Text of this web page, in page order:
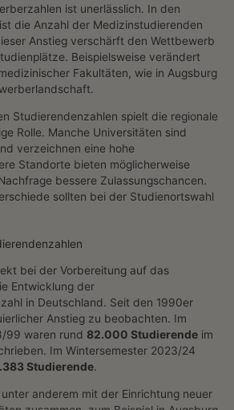
ist unerlässlich. In den
die Anzahl der Medizinstudierenden
Anstieg verschärft den Wettbewerb
Beispielsweise verändert
Fakultäten, wie in Augsburg
Studierendenzahlen spielt die regionale
Rolle. Manche Universitäten sind
verzeichnen eine hohe
Standorte bieten möglicherweise
bessere Zulassungschancen.
sollten bei der Studienortswahl
bei der Vorbereitung auf das
Entwicklung der
in Deutschland. Seit den 1990er
Anstieg zu beobachten. Im
99 waren rund 82.000 Studierende im
Im Wintersemester 2023/24
Studierende.
anderem mit der Einrichtung neuer